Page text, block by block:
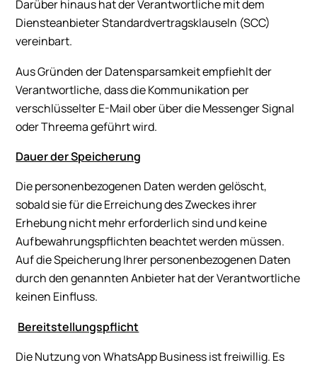
Darüber hinaus hat der Verantwortliche mit dem
Diensteanbieter Standardvertragsklauseln (SCC)
vereinbart.
Aus Gründen der Datensparsamkeit empfiehlt der
Verantwortliche, dass die Kommunikation per
verschlüsselter E-Mail ober über die Messenger Signal
oder Threema geführt wird.
Dauer der Speicherung
Die personenbezogenen Daten werden gelöscht,
sobald sie für die Erreichung des Zweckes ihrer
Erhebung nicht mehr erforderlich sind und keine
Aufbewahrungspflichten beachtet werden müssen.
Auf die Speicherung Ihrer personenbezogenen Daten
durch den genannten Anbieter hat der Verantwortliche
keinen Einfluss.
Bereitstellungspflicht
Die Nutzung von WhatsApp Business ist freiwillig. Es